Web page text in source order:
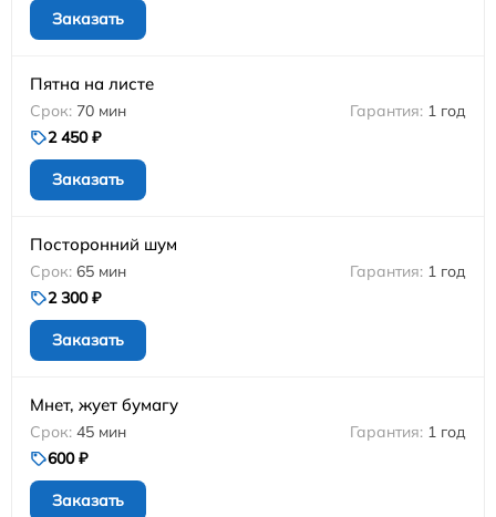
Заказать
Пятна на листе
70 мин
1 год
2 450 ₽
Заказать
Посторонний шум
65 мин
1 год
2 300 ₽
Заказать
Мнет, жует бумагу
45 мин
1 год
600 ₽
Заказать